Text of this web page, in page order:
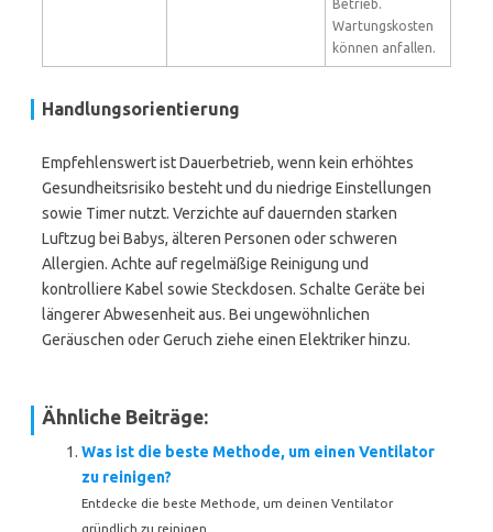
Betrieb.
Wartungskosten
können anfallen.
Handlungsorientierung
Empfehlenswert ist Dauerbetrieb, wenn kein erhöhtes
Gesundheitsrisiko besteht und du niedrige Einstellungen
sowie Timer nutzt. Verzichte auf dauernden starken
Luftzug bei Babys, älteren Personen oder schweren
Allergien. Achte auf regelmäßige Reinigung und
kontrolliere Kabel sowie Steckdosen. Schalte Geräte bei
längerer Abwesenheit aus. Bei ungewöhnlichen
Geräuschen oder Geruch ziehe einen Elektriker hinzu.
Ähnliche Beiträge:
Was ist die beste Methode, um einen Ventilator
zu reinigen?
Entdecke die beste Methode, um deinen Ventilator
gründlich zu reinigen...